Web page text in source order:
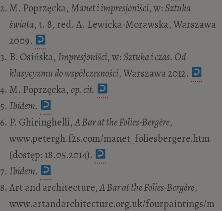
M. Poprzęcka,Manet i impresjoniści, w: Sztuka
świata, t. 8, red. A. Lewicka-Morawska, Warszawa
2009.
B. Osińska, Impresjoniści, w: Sztuka i czas. Od
klasycyzmu do współczesności, Warszawa 2012.
M. Poprzęcka, op. cit.
Ibidem.
P. Ghiringhelli,A Bar at the Folies-Bergère,
www.petergh.f2s.com/manet_foliesbergere.htm
(dostęp: 18.05.2014).
Ibidem.
Art and architecture,A Bar at the Folies-Bergère,
www.artandarchitecture.org.uk/fourpaintings/m